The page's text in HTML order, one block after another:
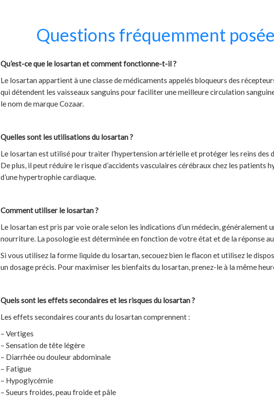
Questions fréquemment
Qu’est-ce que le losartan et comment fonctionne-t-il ?
Le losartan appartient à une classe de médicaments appelés bloqueurs des
qui détendent les vaisseaux sanguins pour faciliter une meilleure circulation
le nom de marque Cozaar.
Quelles sont les utilisations du losartan ?
Le losartan est utilisé pour traiter l’hypertension artérielle et protéger les reins des
De plus, il peut réduire le risque d’accidents vasculaires cérébraux chez les patients
d’une hypertrophie cardiaque.
Comment utiliser le losartan ?
Le losartan est pris par voie orale selon les indications d’un médecin, généralement
nourriture. La posologie est déterminée en fonction de votre état et de la réponse
Si vous utilisez la forme liquide du losartan, secouez bien le flacon et utilisez le
un dosage précis. Pour maximiser les bienfaits du losartan, prenez-le à la même
Quels sont les effets secondaires et les risques du losartan ?
Les effets secondaires courants du losartan comprennent :
– Vertiges
– Sensation de tête légère
– Diarrhée ou douleur abdominale
– Fatigue
– Hypoglycémie
– Sueurs froides, peau froide et pâle